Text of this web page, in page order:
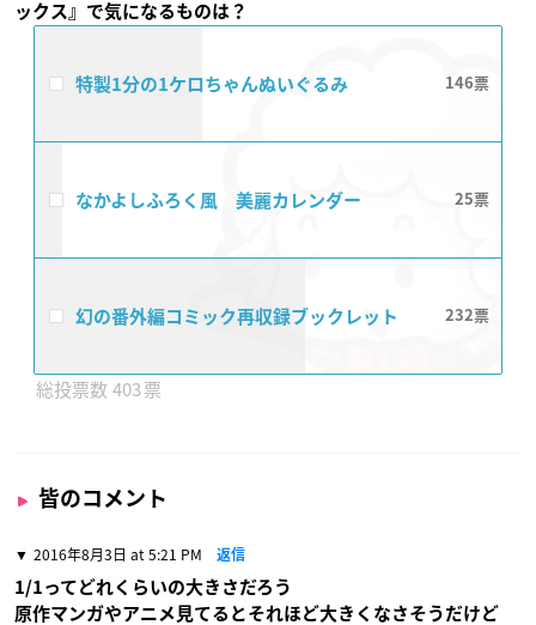
ックス』で気になるものは？
特製1分の1ケロちゃんぬいぐるみ 146
なかよしふろく風 美麗カレンダー 25
幻の番外編コミック再収録ブックレット 232
403
皆のコメント
2016年8月3日 at 5:21 PM 返信
1/1ってどれくらいの大きさだろう
原作マンガやアニメ見てるとそれほど大きくなさそうだけど